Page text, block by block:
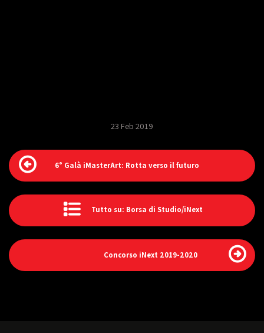
23 Feb 2019
6° Galà iMasterArt: Rotta verso il futuro
Tutto su: Borsa di Studio/iNext
Concorso iNext 2019-2020